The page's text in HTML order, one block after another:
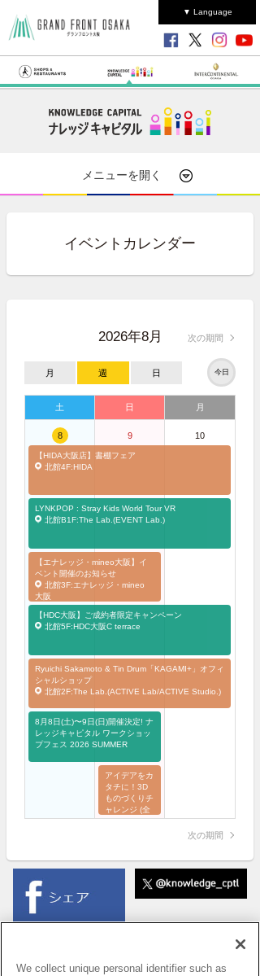
▼ Language
メニューを開く
イベントカレンダー
2026年8月 次の期間
月 週 日 今日
土 日 月
8
【HIDA大阪店】書棚フェア
北館4F:HIDA
LYNKPOP : Stray Kids World TourVR
北館B1F:The Lab.(EVENT Lab.)
【エナレッジ・mineo大阪】イ
ベント開催のお知らせ
北館3F:エナレッジ・mineo
大阪
【HDC大阪】ご成約者限定キャンペーン
北館5F:HDC大阪C terrace
Ryuichi Sakamoto & Tin Drum「KAGAMI+」オフィ
シャルショップ
北館2F:The Lab.(ACTIVE Lab/ACTIVE Studio.)
8月8日(土)〜9日(日)開催決定! ナ
レッジキャピタル ワークショッ
プフェス 2026 SUMMER
9
アイデアをカ
タチに！3D
ものづくりチ
ャレンジ (全
4回)
10
次の期間
We collect unique personal identifier such as